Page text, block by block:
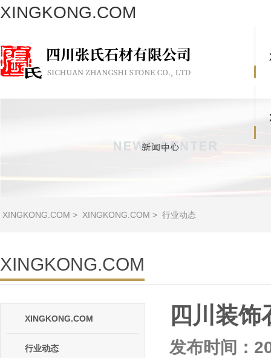
XINGKONG.COM
XINGKONG.COM > XINGKONG.COM > 行业动态
XINGKONG.COM
XINGKONG.COM
行业动态
四川装
发布时间：